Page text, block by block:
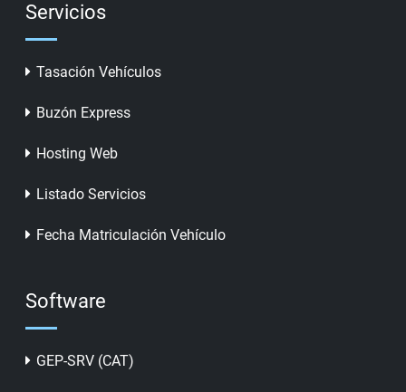
Servicios
Tasación Vehículos
Buzón Express
Hosting Web
Listado Servicios
Fecha Matriculación Vehículo
Software
GEP-SRV (CAT)